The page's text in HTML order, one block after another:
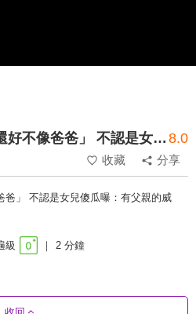
連晨翔走心女兒被說「還好不像爸爸」 不認是女兒傻瓜曝：有父親的威嚴！ 8.0
收藏 分享
爸」 不認是女兒傻瓜曝：有父親的威
級 2 分鐘